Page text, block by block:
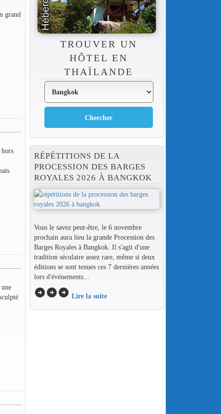
grand
TROUVER UN
HÔTEL EN
THAÏLANDE
RÉPÉTITIONS DE LA
PROCESSION DES BARGES
ROYALES 2026 À BANGKOK
Vous le savez peut-être, le 6 novembre
prochain aura lieu la grande Procession des
Barges Royales à Bangkok. Il s'agit d'une
tradition séculaire assez rare, même si deux
éditions se sont tenues ces 7 dernières années
lors d'événements...
arrow_circle_rightarrow_circle_rightarrow_circle_right Lire la suite